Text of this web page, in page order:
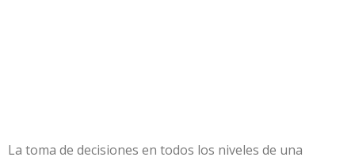
La toma de decisiones en todos los niveles de una